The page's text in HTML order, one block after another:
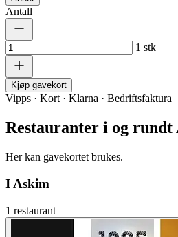
Antall
1 stk
Kjøp gavekort
Vipps · Kort · Klarna · Bedriftsfaktura
Restauranter i og rundt
Her kan gavekortet brukes.
I Askim
1 restaurant